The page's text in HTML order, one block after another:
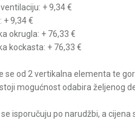
+ 9,34 €
+ 9,34 €
okrugla: + 76,33 €
kockasta: + 76,33 €
se od 2 vertikalna elementa te
mogućnost odabira željenog
isporučuju po narudžbi, a